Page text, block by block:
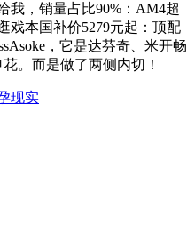
我，销量占比90%：AM4超
戏本国补价5279元起：顶配
，它是达芬奇、米开畅
。而是做了两侧内切！
现实